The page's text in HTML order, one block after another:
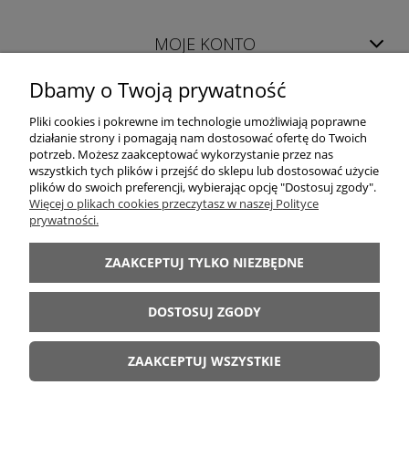
MOJE KONTO
INFORMACJE
LUXOR │ 98-400 Wieruszów │ woj. łódzkie │ tel. +48 698 628 422 │ e-mail:
Internetowy Sklep Meblowy oferujący: meblościanki, komody, szafy, łóżka,
stoły, krzesła i inne
Kopiowanie materiałów ze strony bez zezwolenia zabronione.
Dbamy o Twoją prywatność
Pliki cookies i pokrewne im technologie umożliwiają poprawne
działanie strony i pomagają nam dostosować ofertę do Twoich
potrzeb. Możesz zaakceptować wykorzystanie przez nas
wszystkich tych plików i przejść do sklepu lub dostosować użycie
plików do swoich preferencji, wybierając opcję "Dostosuj zgody".
Więcej o plikach cookies przeczytasz w naszej Polityce
prywatności.
ZAAKCEPTUJ TYLKO NIEZBĘDNE
DOSTOSUJ ZGODY
ZAAKCEPTUJ WSZYSTKIE